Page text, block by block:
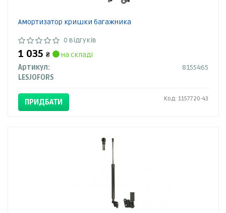
Амортизатор кришки багажника
0 відгуків
1 035 ₴
на складі
Артикул:
8155465
LESJOFORS
ПРИДБАТИ Код: 1157720-43